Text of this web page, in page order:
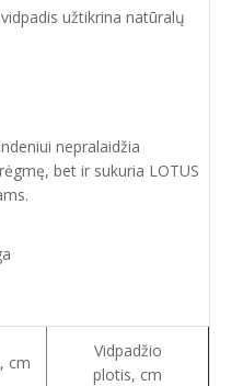
užtikrina natūralų
nepralaidžia
bet ir sukuria LOTUS
cm
Vidpadžio
plotis, cm